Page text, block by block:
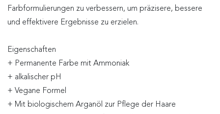
Farbformulierungen zu verbessern, um präzisere, bessere
und effektivere Ergebnisse zu erzielen.
Eigenschaften
+ Permanente Farbe mit Ammoniak
+ alkalischer pH
+ Vegane Formel
+ Mit biologischem Arganöl zur Pflege der Haare